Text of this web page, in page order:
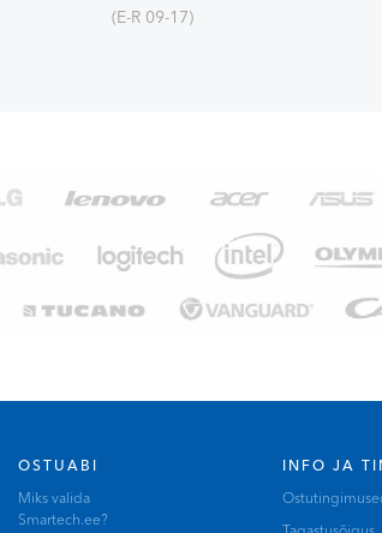
(E-R 09-17)
OSTUABI
Miks valida
Smartech.ee?
INFO JA